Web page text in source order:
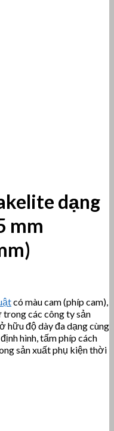
dạng
mm
có màu cam (phíp cam),
các công ty sản
hữu độ dày đa dạng cùng
hình, tấm phíp cách
sản xuất phụ kiện thời